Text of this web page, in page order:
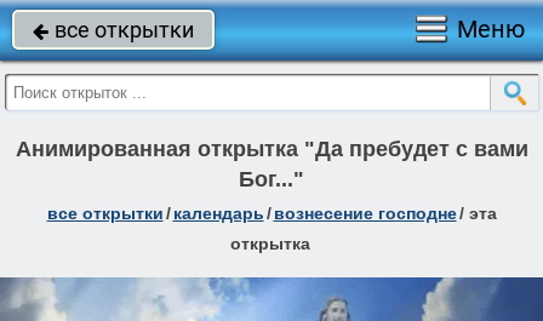
 все открытки Меню
Анимированная открытка "Да пребудет с вами
Бог..."
все открытки/ календарь/ вознесение господне/ эта
открытка